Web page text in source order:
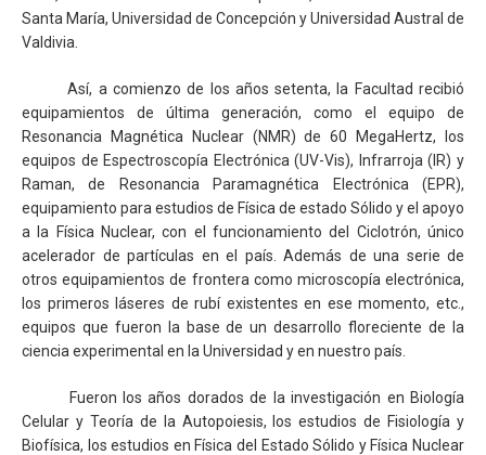
Santa María, Universidad de Concepción y Universidad Austral de
Valdivia.
Así, a comienzo de los años setenta, la Facultad recibió
equipamientos de última generación, como el equipo de
Resonancia Magnética Nuclear (NMR) de 60 MegaHertz, los
equipos de Espectroscopía Electrónica (UV-Vis), Infrarroja (IR) y
Raman, de Resonancia Paramagnética Electrónica (EPR),
equipamiento para estudios de Física de estado Sólido y el apoyo
a la Física Nuclear, con el funcionamiento del Ciclotrón, único
acelerador de partículas en el país. Además de una serie de
otros equipamientos de frontera como microscopía electrónica,
los primeros láseres de rubí existentes en ese momento, etc.,
equipos que fueron la base de un desarrollo floreciente de la
ciencia experimental en la Universidad y en nuestro país.
Fueron los años dorados de la investigación en Biología
Celular y Teoría de la Autopoiesis, los estudios de Fisiología y
Biofísica, los estudios en Física del Estado Sólido y Física Nuclear